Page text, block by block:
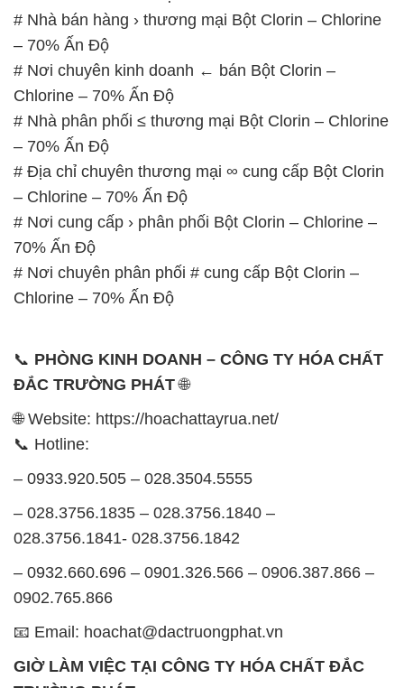
# Nhà phân phối ≤ thương mại Bột Clorin – Chlorine
– 70% Ấn Độ
# Địa chỉ chuyên thương mại ∞ cung cấp Bột Clorin
– Chlorine – 70% Ấn Độ
# Nơi cung cấp › phân phối Bột Clorin – Chlorine –
70% Ấn Độ
# Nơi chuyên phân phối # cung cấp Bột Clorin –
Chlorine – 70% Ấn Độ
📞PHÒNG KINH DOANH – CÔNG TY HÓA CHẤT
ĐẮC TRƯỜNG PHÁT🌐
🌐 Website: https://hoachattayrua.net/
– 0933.920.505 – 028.3504.5555
028.3756.1841- 028.3756.1842
0902.765.866
📧 Email: hoachat@dactruongphat.vn
TRƯỜNG PHÁT
được tổ chức như sau:
Thứ 2 đến thứ 6: Buổi sáng: từ 8h đến 11h – Buổi